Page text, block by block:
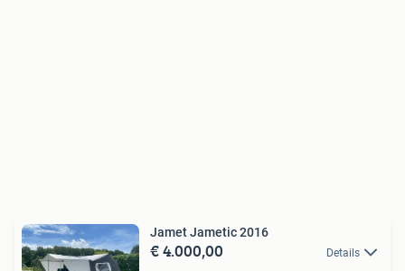
Jamet Jametic 2016
€ 4.000,00 Details